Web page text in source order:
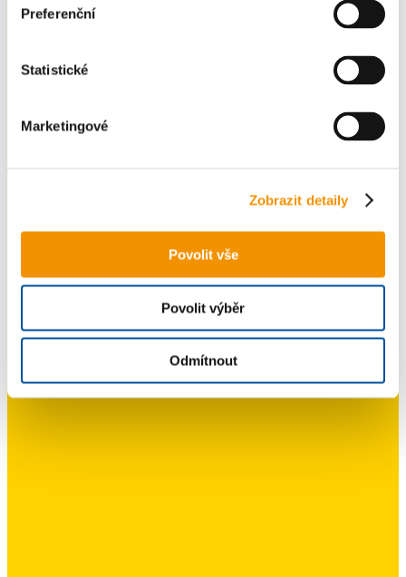
Preferenční
Statistické
Marketingové
Zobrazit detaily
Povolit vše
Povolit výběr
Odmítnout